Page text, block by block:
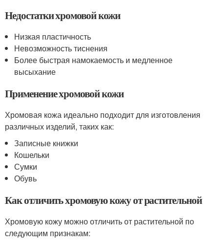
Недостатки хромовой кожи
Низкая пластичность
Невозможность тиснения
Более быстрая намокаемость и медленное
высыхание
Применение хромовой кожи
Хромовая кожа идеально подходит для изготовления
различных изделий, таких как:
Записные книжки
Кошельки
Сумки
Обувь
Как отличить хромовую кожу от растительной
Хромовую кожу можно отличить от растительной по
следующим признакам: